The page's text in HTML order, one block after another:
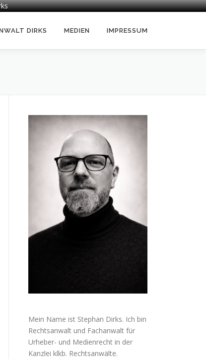
DIRKS MEDIEN IMPRESSUM
Mein Name ist Stephan Dirks. Ich bin
Rechtsanwalt und Fachanwalt für
Urheber- und Medienrecht in der
Kanzlei klkb. Rechtsanwälte.